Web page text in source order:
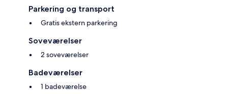
Parkering og transport
Gratis ekstern parkering
Soveværelser
2 soveværelser
Badeværelser
1 badeværelse